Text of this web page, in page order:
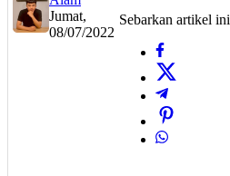
Jumat,
08/07/2022
Sebarkan artikel ini